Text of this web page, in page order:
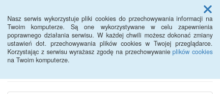
Nasz serwis wykorzystuje pliki cookies do przechowywania informacji na
Twoim komputerze. Są one wykorzystywane w celu zapewnienia
poprawnego działania serwisu. W każdej chwili możesz dokonać zmiany
ustawień dot. przechowywania plików cookies w Twojej przeglądarce.
Korzystając z serwisu wyrażasz zgodę na przechowywanieplików cookies
na Twoim komputerze.
Menu
BIP - Urząd Miejski
Wyśmierzyce